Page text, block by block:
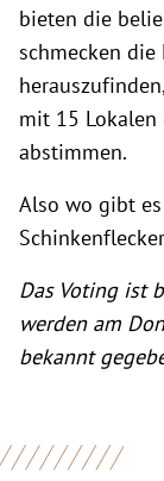
bieten die
schmecken
mit 15
abstimmen.
Also wo gibt
Das Voting ist
werden am
bekannt